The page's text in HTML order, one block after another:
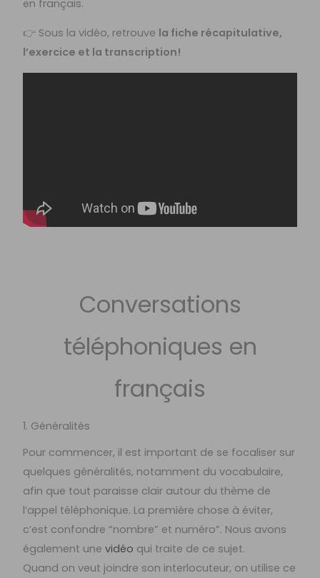
en français.
👉 Sous la vidéo, retrouve la fiche récapitulative,
l’exercice et la transcription!
Conversations
téléphoniques en
français
1. Généralités
Pour commencer, il est important de se focaliser sur
quelques généralités, notamment du vocabulaire,
afin que tout paraisse clair autour du thème de
l’appel téléphonique. La première chose à éviter,
c’est confondre “nombre” et numéro”. Nous avons
également unevidéo qui traite de ce sujet.
Quand on veut joindre son interlocuteur, on utilise ce